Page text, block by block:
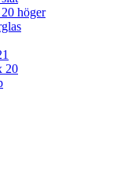
höger
20